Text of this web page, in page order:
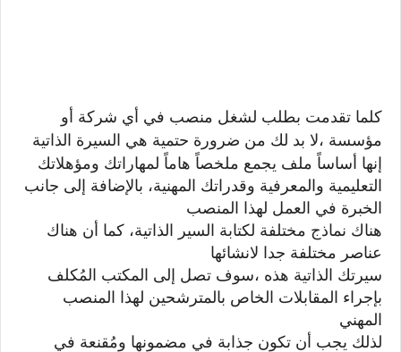
كلما تقدمت بطلب لشغل منصب في أي شركة أو
مؤسسة ،لا بد لك من ضرورة حتمية هي السيرة الذاتية
إنها أساساً ملف يجمع ملخصاً هاماً لمهاراتك ومؤهلاتك
التعليمية والمعرفية وقدراتك المهنية، بالإضافة إلى جانب
الخبرة في العمل لهذا المنصب
هناك نماذج مختلفة لكتابة السير الذاتية، كما أن هناك
عناصر مختلفة جدا لانشائها
سيرتك الذاتية هذه ،سوف تصل إلى المكتب المُكلف
بإجراء المقابلات الخاص بالمترشحين لهذا المنصب
المهني
لذلك يجب أن تكون جذابة في مضمونها ومُقنعة في